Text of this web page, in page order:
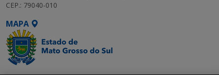
CEP.: 79040-010
MAPA